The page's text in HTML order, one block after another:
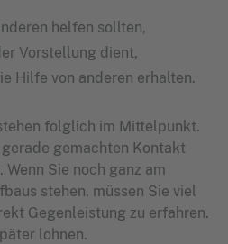
helfen sollten,
Vorstellung dient,
Hilfe von anderen erhalten.
folglich im Mittelpunkt.
gemachten Kontakt
Sie noch ganz am
stehen, müssen Sie viel
Gegenleistung zu erfahren.
lohnen.